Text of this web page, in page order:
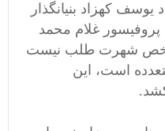
یوسف کهزاد بنیانگذار
غلام محمد
شخص شهرت طلب نیست
است، این